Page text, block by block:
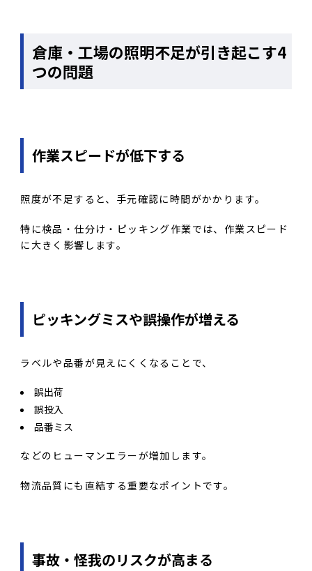
倉庫・工場の照明不足が引き起こす4
つの問題
作業スピードが低下する
照度が不足すると、手元確認に時間がかかります。
特に検品・仕分け・ピッキング作業では、作業スピード
に大きく影響します。
ピッキングミスや誤操作が増える
ラベルや品番が見えにくくなることで、
誤出荷
誤投入
品番ミス
などのヒューマンエラーが増加します。
物流品質にも直結する重要なポイントです。
事故・怪我のリスクが高まる